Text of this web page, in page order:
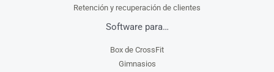
Retención y recuperación de clientes
Software para…
Box de CrossFit
Gimnasios